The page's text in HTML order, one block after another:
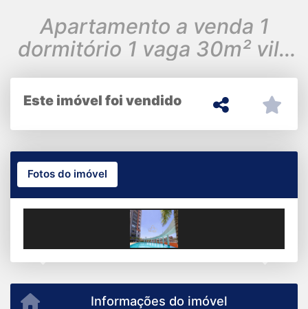
Apartamento a venda 1
dormitório 1 vaga 30m² vila
Yolanda Osasco SP
Este imóvel foi vendido
Fotos do imóvel
Informações do imóvel